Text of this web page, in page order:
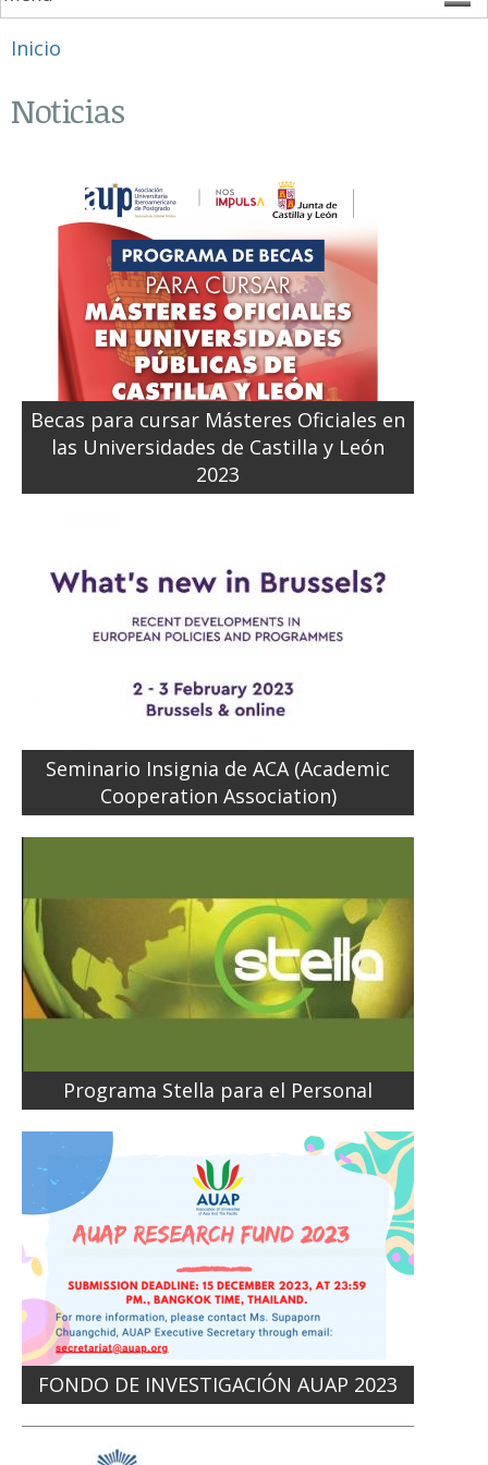
Se encuentra usted aquí
Inicio
Noticias
Becas para cursar Másteres Oficiales en
las Universidades de Castilla y León
2023
Seminario Insignia de ACA (Academic
Cooperation Association)
Programa Stella para el Personal
FONDO DE INVESTIGACIÓN AUAP 2023